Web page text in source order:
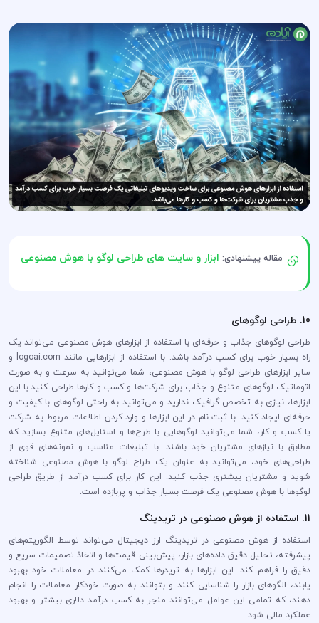
مقاله پیشنهادی: ابزار و سایت های طراحی لوگو با هوش مصنوعی
10. طراحی لوگوهای
طراحی لوگوهای جذاب و حرفه‌ای با استفاده از ابزارهای هوش مصنوعی می‌تواند یک
راه بسیار خوب برای کسب درآمد باشد. با استفاده از ابزارهایی مانند logoai.com و
سایر ابزارهای طراحی لوگو با هوش مصنوعی، شما می‌توانید به سرعت و به صورت
اتوماتیک لوگوهای متنوع و جذاب برای شرکت‌ها و کسب و کارها طراحی کنید.با این
ابزارها، نیازی به تخصص گرافیک ندارید و می‌توانید به راحتی لوگوهای با کیفیت و
حرفه‌ای ایجاد کنید. با ثبت نام در این ابزارها و وارد کردن اطلاعات مربوط به شرکت
یا کسب و کار، شما می‌توانید لوگوهایی با طرح‌ها و استایل‌های متنوع بسازید که
مطابق با نیازهای مشتریان خود باشند. با تبلیغات مناسب و نمونه‌های قوی از
طراحی‌های خود، می‌توانید به عنوان یک طراح لوگو با هوش مصنوعی شناخته
شوید و مشتریان بیشتری جذب کنید. این کار برای کسب درآمد از طریق طراحی
لوگوها با هوش مصنوعی یک فرصت بسیار جذاب و پربازده است.
11. استفاده از هوش مصنوعی در تریدینگ
استفاده از هوش مصنوعی در تریدینگ ارز دیجیتال می‌تواند توسط الگوریتم‌های
پیشرفته، تحلیل دقیق داده‌های بازار، پیش‌بینی قیمت‌ها و اتخاذ تصمیمات سریع و
دقیق را فراهم کند. این ابزارها به تریدرها کمک می‌کنند در معاملات خود بهبود
یابند، الگوهای بازار را شناسایی کنند و بتوانند به صورت خودکار معاملات را انجام
دهند، که تمامی این عوامل می‌توانند منجر به کسب درآمد دلاری بیشتر و بهبود
عملکرد مالی شود.